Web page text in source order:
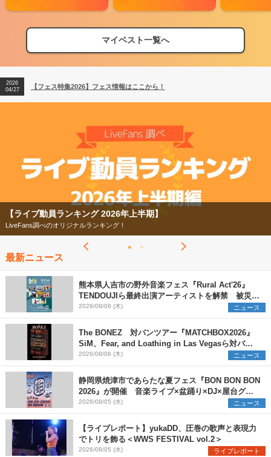
マイベスト一覧へ
【フェス特集2026】フェス情報はここから！
【ライブ動員ランキング】2026年上半期編発表！
2026
04/27
【フェス特集2026】フェス情報はここから！
2026
【フェス特集2026】
今年もフェスの季節がやってきた！
最新ニュース
熊本県人吉市の野外音楽フェス『Rural Act'26』
TENDOUJIら最終出演アーティストを解禁 被災地
支援プロジェクトの始動も発表
2026/08/06 (木) ニュース
The BONEZ 対バンツアー『MATCHBOX2026』
SiM、Fear, and Loathing in Las Vegasら対バン
アーティストを一斉解禁
2026/08/06 (木) ニュース
静岡県焼津市であらたな夏フェス『BON BON BON
2026』が開催 音楽ライブ×盆踊り×DJ×屋台グル
メ×ランタンナイトで彩る2日間
2026/08/05 (水) ニュース
【ライブレポート】yukaDD、圧巻の歌声と表現力
でトリを飾る＜WWS FESTIVAL vol.2＞
2026/08/05 (水) ライブレポート